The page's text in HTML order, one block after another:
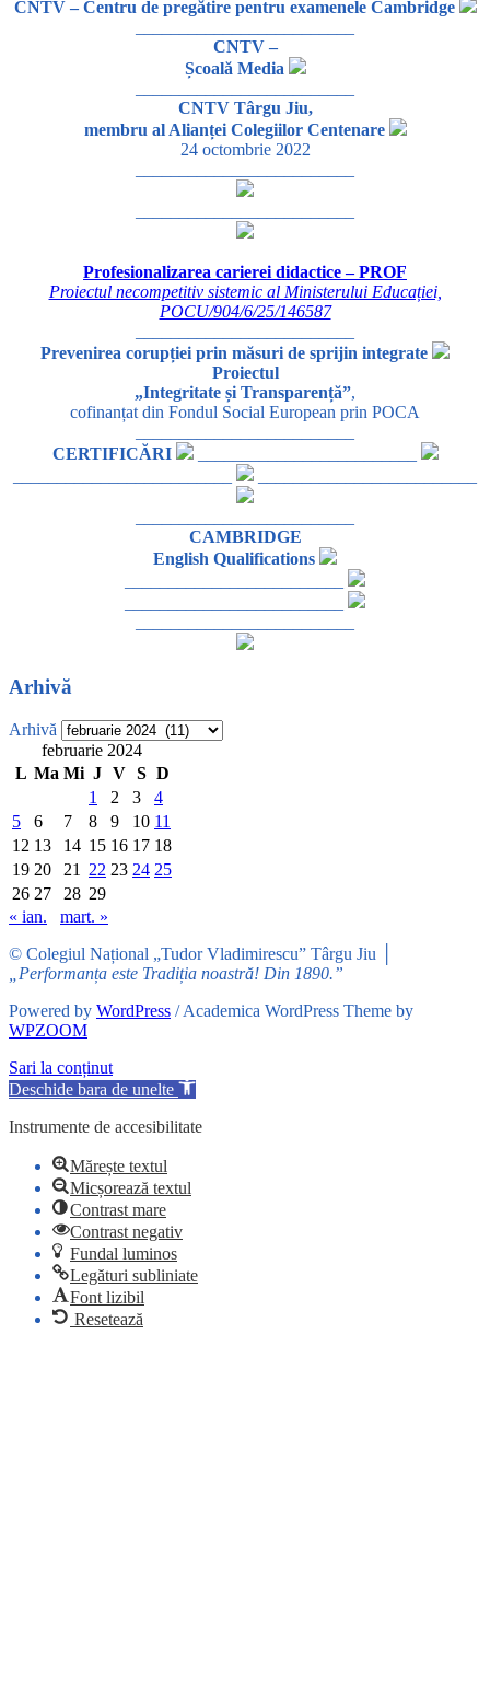
CNTV – Centru de pregătire pentru examenele Cambridge
CNTV –
Școală Media
CNTV Târgu Jiu,
membru al Alianței Colegiilor Centenare
24 octombrie 2022
Profesionalizarea carierei didactice – PROF
Proiectul necompetitiv sistemic al Ministerului Educației,
POCU/904/6/25/146587
Prevenirea corupției prin măsuri de sprijin integrate
Proiectul
„Integritate și Transparență”,
cofinanțat din Fondul Social European prin POCA
CERTIFICĂRI
_________________________
CAMBRIDGE
English Qualifications
Arhivă
Arhivă
februarie 2024
L Ma Mi J V S D
1
2 3
4
5
6 7 8 9 10 11
12 13 14 15 16 17 18
19 20 21 22 23 24 25
26 27 28 29
« ian.
mart. »
© Colegiul Național „Tudor Vladimirescu” Târgu Jiu │
„Performanța este Tradiția noastră! Din 1890.”
Powered by WordPress / Academica WordPress Theme by
WPZOOM
Sari la conținut
Deschide bara de unelte
Instrumente de accesibilitate
Mărește textul
Micșorează textul
Contrast mare
Contrast negativ
Fundal luminos
Legături subliniate
Font lizibil
Resetează